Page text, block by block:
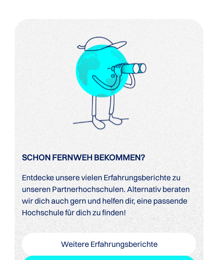
SCHON FERNWEH BEKOMMEN?
Entdecke unsere vielen Erfahrungsberichte zu
unseren Partnerhochschulen. Alternativ beraten
wir dich auch gern und helfen dir, eine passende
Hochschule für dich zu finden!
Weitere Erfahrungsberichte